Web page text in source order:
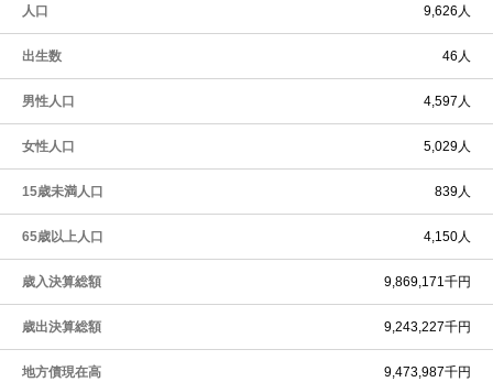
人口 9,626人
出生数 46人
男性人口 4,597人
女性人口 5,029人
15歳未満人口 839人
65歳以上人口 4,150人
歳入決算総額 9,869,171千円
歳出決算総額 9,243,227千円
地方債現在高 9,473,987千円